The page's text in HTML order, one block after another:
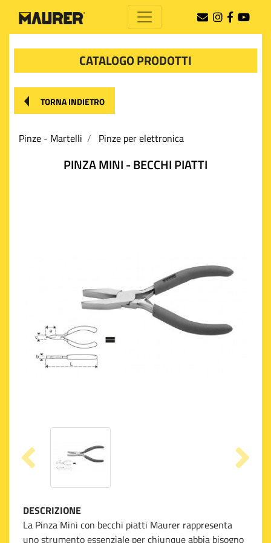
CATALOGO PRODOTTI
TORNA INDIETRO
Pinze - Martelli Pinze per elettronica
PINZA MINI - BECCHI PIATTI
DESCRIZIONE
La Pinza Mini con becchi piatti Maurer rappresenta
uno strumento essenziale per chiunque abbia bisogno